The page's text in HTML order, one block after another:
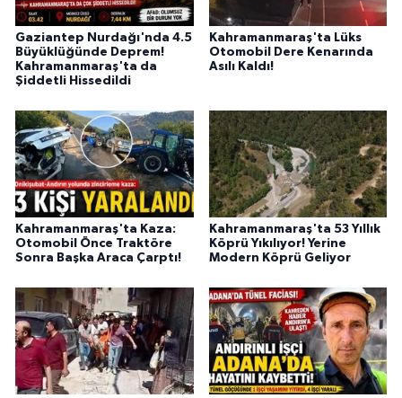
Gaziantep Nurdağı'nda 4.5
Büyüklüğünde Deprem!
Kahramanmaraş'ta da
Şiddetli Hissedildi
Kahramanmaraş'ta Lüks
Otomobil Dere Kenarında
Asılı Kaldı!
Kahramanmaraş'ta Kaza:
Otomobil Önce Traktöre
Sonra Başka Araca Çarptı!
Kahramanmaraş'ta 53 Yıllık
Köprü Yıkılıyor! Yerine
Modern Köprü Geliyor